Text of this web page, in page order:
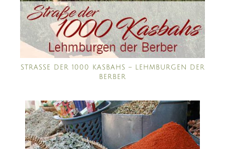
STRASSE DER 1000 KASBAHS – LEHMBURGEN DER B
ERBER